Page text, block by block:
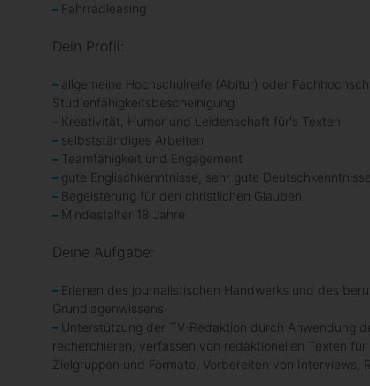
Fahrradleasing
Dein Profil:
allgemeine Hochschulreife (Abitur) oder
Studienfähigkeitsbescheinigung
Kreativität, Humor und Leidenschaft für's Texten
selbstständiges Arbeiten
Teamfähigkeit und Engagement
gute Englischkenntnisse, sehr gute
Begeisterung für den christlichen Glauben
Mindestalter 18 Jahre
Deine Aufgabe:
Erlenen des journalistischen Handwerks und des
Grundlagenwissens
Unterstützung der TV-Redaktion durch Anwendung
recherchieren, verfassen von redaktionellen Texten
Zielgruppen und Formate, Vorbereiten von Interviews,